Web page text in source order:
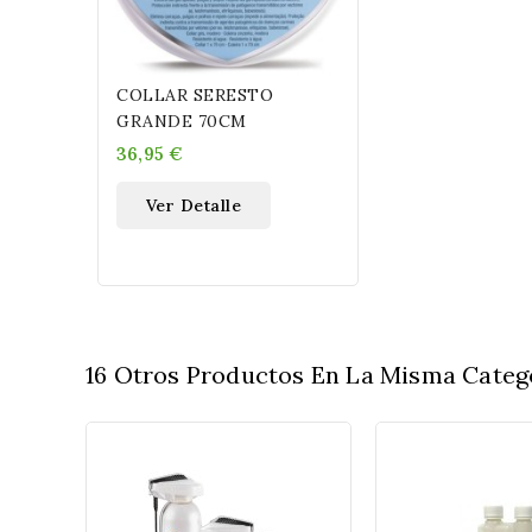
COLLAR SERESTO
GRANDE 70CM
36,95 €
Ver Detalle
16 Otros Productos En La Misma